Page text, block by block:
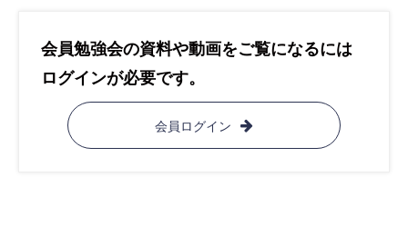
会員勉強会の資料や動画をご覧になるには
ログインが必要です。
会員ログイン